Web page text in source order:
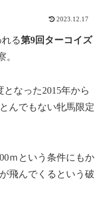
2023.12.17
る第9回ターコイズ
。
なった2015年から
んでもない牝馬限定
ｍという条件にもか
飛んでくるという破